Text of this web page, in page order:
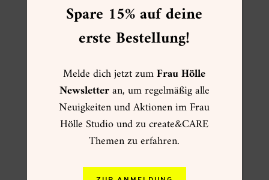
FOLGE MIR
FRAU HÖLLE ONLINESHOP
☀ Sommer ☀
Spare 15% auf deine
erste Bestellung!
Melde dich jetzt zumFrau Hölle
Newsletteran, um regelmäßig alle
Neuigkeiten und Aktionen im Frau
Hölle Studio und zu create&CARE
Themen zu erfahren.